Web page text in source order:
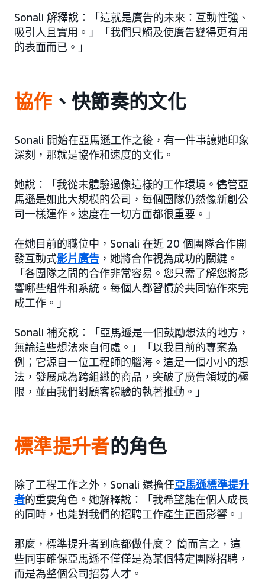
Sonali 解釋說：「這就是廣告的未來：互動性強、
吸引人且實用。」「我們只觸及使廣告變得更有用
的表面而已。」
協作 、快節奏的文化
Sonali 開始在亞馬遜工作之後，有一件事讓她印象
深刻，那就是協作和速度的文化。
她說：「我從未體驗過像這樣的工作環境。儘管亞
馬遜是如此大規模的公司，每個團隊仍然像新創公
司一樣運作。速度在一切方面都很重要。」
在她目前的職位中，Sonali 在近 20 個團隊合作開
發互動式影片廣告 ，她將合作視為成功的關鍵。
「各團隊之間的合作非常容易。您只需了解您將影
響哪些組件和系統。每個人都習慣於共同協作來完
成工作。」
Sonali 補充說：「亞馬遜是一個鼓勵想法的地方，
無論這些想法來自何處。」「以我目前的專案為
例；它源自一位工程師的腦海。這是一個小小的想
法，發展成為跨組織的商品，突破了廣告領域的極
限，並由我們對顧客體驗的執著推動。」
標準提升者的角色
除了工程工作之外，Sonali 還擔任亞馬遜標準提升
者的重要角色。她解釋說：「我希望能在個人成長
的同時，也能對我們的招聘工作產生正面影響。」
那麼，標準提升者到底都做什麼？ 簡而言之，這
些同事確保亞馬遜不僅僅是為某個特定團隊招聘，
而是為整個公司招募人才。